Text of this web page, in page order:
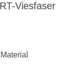
Viesfaser